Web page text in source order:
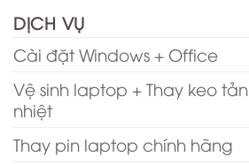
DỊCH VỤ
Cài đặt Windows + Office
Vệ sinh laptop + Thay keo tản
nhiệt
Thay pin laptop chính hãng